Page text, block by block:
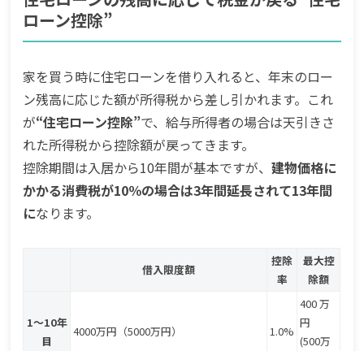
ローン控除”
家を買う時に住宅ローンを借り入れると、年末のロー
ン残高に応じた額が所得税から差し引かれます。これ
が“住宅ローン控除”で、給与所得者の場合は天引きさ
れた所得税から控除額が戻ってきます。
控除期間は入居から10年間が基本ですが、建物価格に
かかる消費税が10％の場合は3年間延長されて13年間
になります。
借入限度額
控除
率
最大控
除額
1～10年
目
4000万円（5000万円） 1.0%
400 万
円
(500万